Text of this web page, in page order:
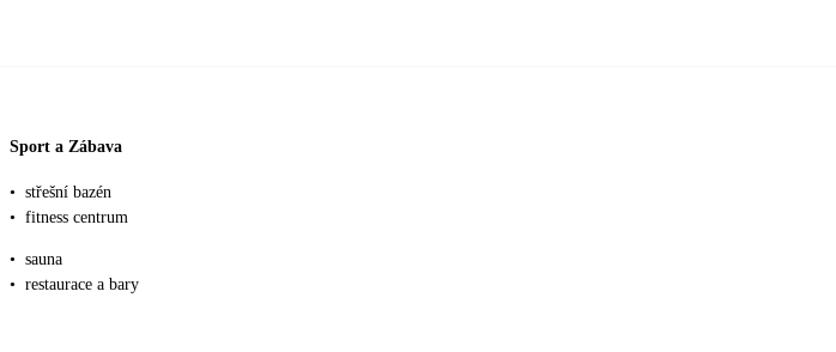
Sport a Zábava
• střešní bazén
• fitness centrum
• sauna
• restaurace a bary